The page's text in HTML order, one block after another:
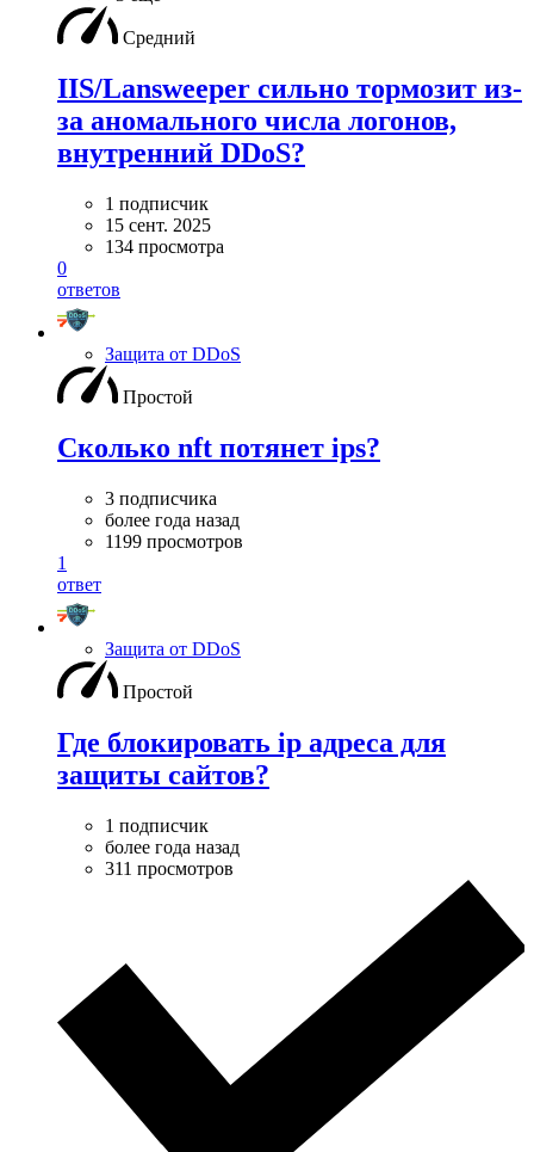
Средний
IIS/Lansweeper сильно тормозит из-
за аномального числа логонов,
внутренний DDoS?
1 подписчик
15 сент. 2025
134 просмотра
0
ответов
Защита от DDoS
Простой
Сколько nft потянет ips?
3 подписчика
более года назад
1199 просмотров
1
ответ
Защита от DDoS
Простой
Где блокировать ip адреса для
защиты сайтов?
1 подписчик
более года назад
311 просмотров